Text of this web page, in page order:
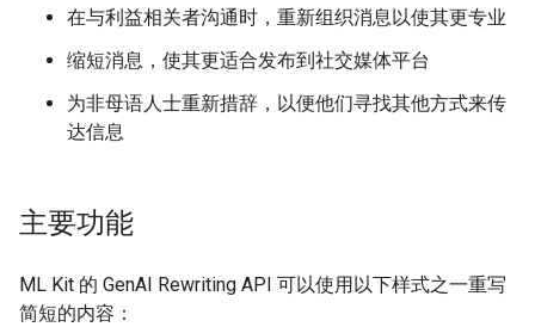
在与利益相关者沟通时，重新组织消息以使其更专业
缩短消息，使其更适合发布到社交媒体平台
为非母语人士重新措辞，以便他们寻找其他方式来传
达信息
主要功能
ML Kit 的 GenAI Rewriting API 可以使用以下样式之一重写
简短的内容：